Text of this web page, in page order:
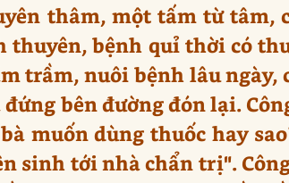
thâm, một tấm từ tâm,
bệnh quỉ thời có
trầm, nuôi bệnh lâu ngày,
bên đường đón lại.
muốn dùng thuốc hay
sinh tới nhà chẩn trị".